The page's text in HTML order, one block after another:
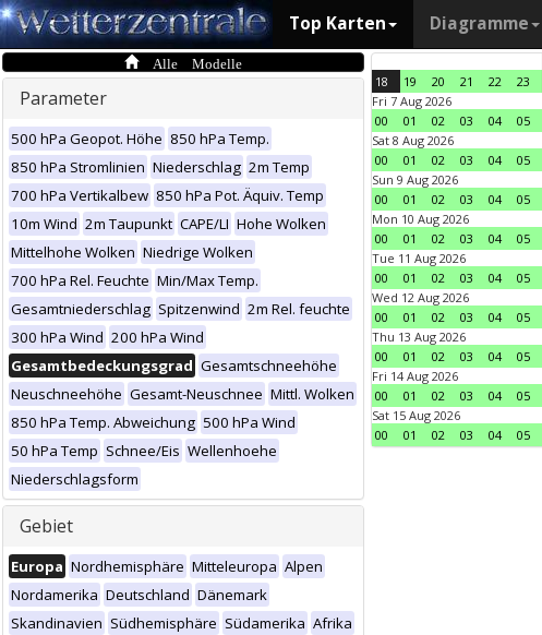
Top Karten Diagramme
Alle Modelle
Parameter
500 hPa Geopot. Höhe 850 hPa Temp.
850 hPa Stromlinien Niederschlag 2m Temp
700 hPa Vertikalbew 850 hPa Pot. Äquiv. Temp
10m Wind 2m Taupunkt CAPE/LI Hohe Wolken
Mittelhohe Wolken Niedrige Wolken
700 hPa Rel. Feuchte Min/Max Temp.
Gesamtniederschlag Spitzenwind 2m Rel. feuchte
300 hPa Wind 200 hPa Wind
Gesamtbedeckungsgrad Gesamtschneehöhe
Neuschneehöhe Gesamt-Neuschnee Mittl. Wolken
850 hPa Temp. Abweichung 500 hPa Wind
50 hPa Temp Schnee/Eis Wellenhoehe
Niederschlagsform
Gebiet
Europa Nordhemisphäre Mitteleuropa Alpen
Nordamerika Deutschland Dänemark
Skandinavien Südhemisphäre Südamerika Afrika
18 19 20 21 22 23
Fri 7 Aug 2026
00
01 02 03 04 05
Sat 8 Aug 2026
00
01 02 03 04 05
Sun 9 Aug 2026
00
01 02 03 04 05
Mon 10 Aug 2026
00
01 02 03 04 05
Tue 11 Aug 2026
00
01 02 03 04 05
Wed 12 Aug 2026
00
01 02 03 04 05
Thu 13 Aug 2026
00
01 02 03 04 05
Fri 14 Aug 2026
00
01 02 03 04 05
Sat 15 Aug 2026
00
01 02 03 04 05